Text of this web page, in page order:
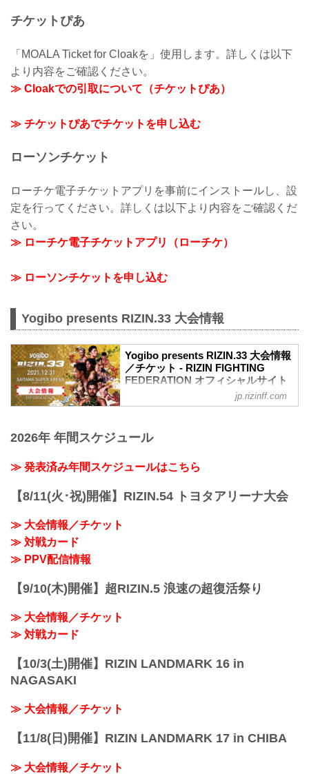
チケットぴあ
「MOALA Ticket for Cloakを」使用します。詳しくは以下
より内容をご確認ください。
≫ Cloakでの引取について（チケットぴあ）
≫ チケットぴあでチケットを申し込む
ローソンチケット
ローチケ電子チケットアプリを事前にインストールし、設
定を行ってください。詳しくは以下より内容をご確認くだ
さい。
≫ ローチケ電子チケットアプリ（ローチケ）
≫ ローソンチケットを申し込む
Yogibo presents RIZIN.33 大会情報
Yogibo presents RIZIN.33 大会情報
／チケット - RIZIN FIGHTING
FEDERATION オフィシャルサイト
日時
定）/ 14:00開始（予定）
RIZIN FFオフィシャルサイトにてご案内
します。
さいたまスーパーアリーナ
jp.rizinff.com
2026年 年間スケジュール
≫ 発表済み年間スケジュールはこちら
【8/11(火･祝)開催】RIZIN.54 トヨタアリーナ大会
≫ 大会情報／チケット
≫ 対戦カード
≫ PPV配信情報
【9/10(木)開催】超RIZIN.5 浪速の超復活祭り
≫ 大会情報／チケット
≫ 対戦カード
【10/3(土)開催】RIZIN LANDMARK 16 in
NAGASAKI
≫ 大会情報／チケット
【11/8(日)開催】RIZIN LANDMARK 17 in CHIBA
≫ 大会情報／チケット